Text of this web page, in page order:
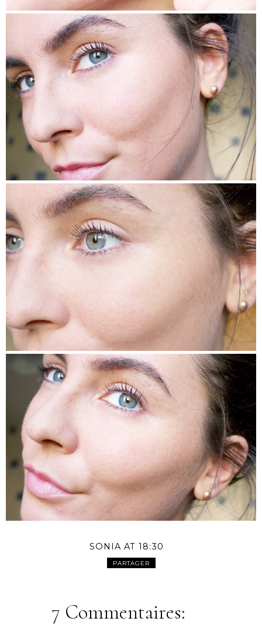
SONIA AT18:30
PARTAGER
7 Commentaires: